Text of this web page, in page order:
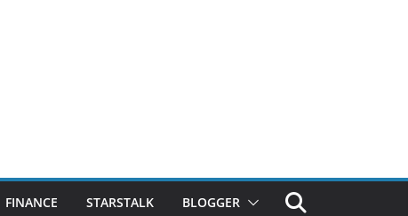
FINANCE STARSTALK BLOGGER